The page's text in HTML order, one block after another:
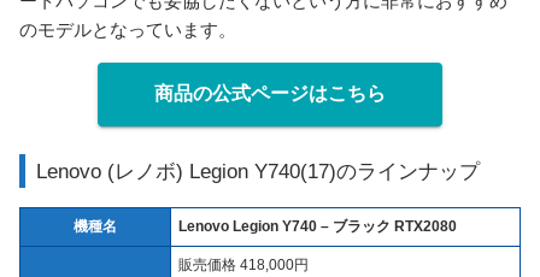
のモデルとなっています。
商品の公式ページはこちら
Lenovo (レノボ) Legion Y740(17)のラインナップ
機種名 Lenovo Legion Y740 – ブラック RTX2080
販売価格 418,000円